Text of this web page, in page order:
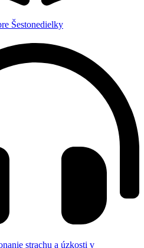
Šestonedielky
strachu a úzkosti v